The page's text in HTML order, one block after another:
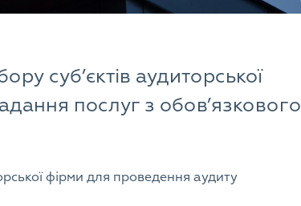
суб’єктів аудиторської
послуг з обов’язкового
фірми для проведення аудиту